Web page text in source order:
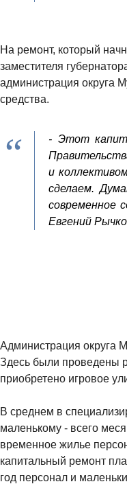
На ремонт, который
заместителя
администрация округа
средства.
- Этот
и
сделаем.
современное
Евгений
Администрация округа
Здесь были проведены
приобретено игровое
В среднем в
маленькому - всего
временное жилье
капитальный ремонт
год персонал и